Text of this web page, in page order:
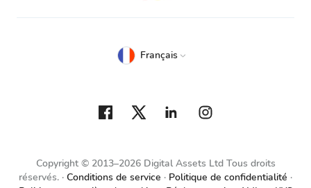
Copyright © 2013–2026 Digital Assets Ltd Tous droits
réservés. Conditions de service
Politique de confidentialité
Français